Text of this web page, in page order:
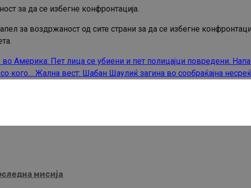
за да се избегне конфронтација.
за воздржаност од сите страни за да се избегне
Америка: Пет лица се убиени и пет полицајци повредени.
кого… Жална вест: Шабан Шаулиќ загина во сообраќајна
мисија